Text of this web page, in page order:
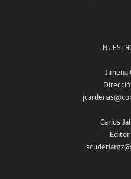
Jimena
Carlos
Editor